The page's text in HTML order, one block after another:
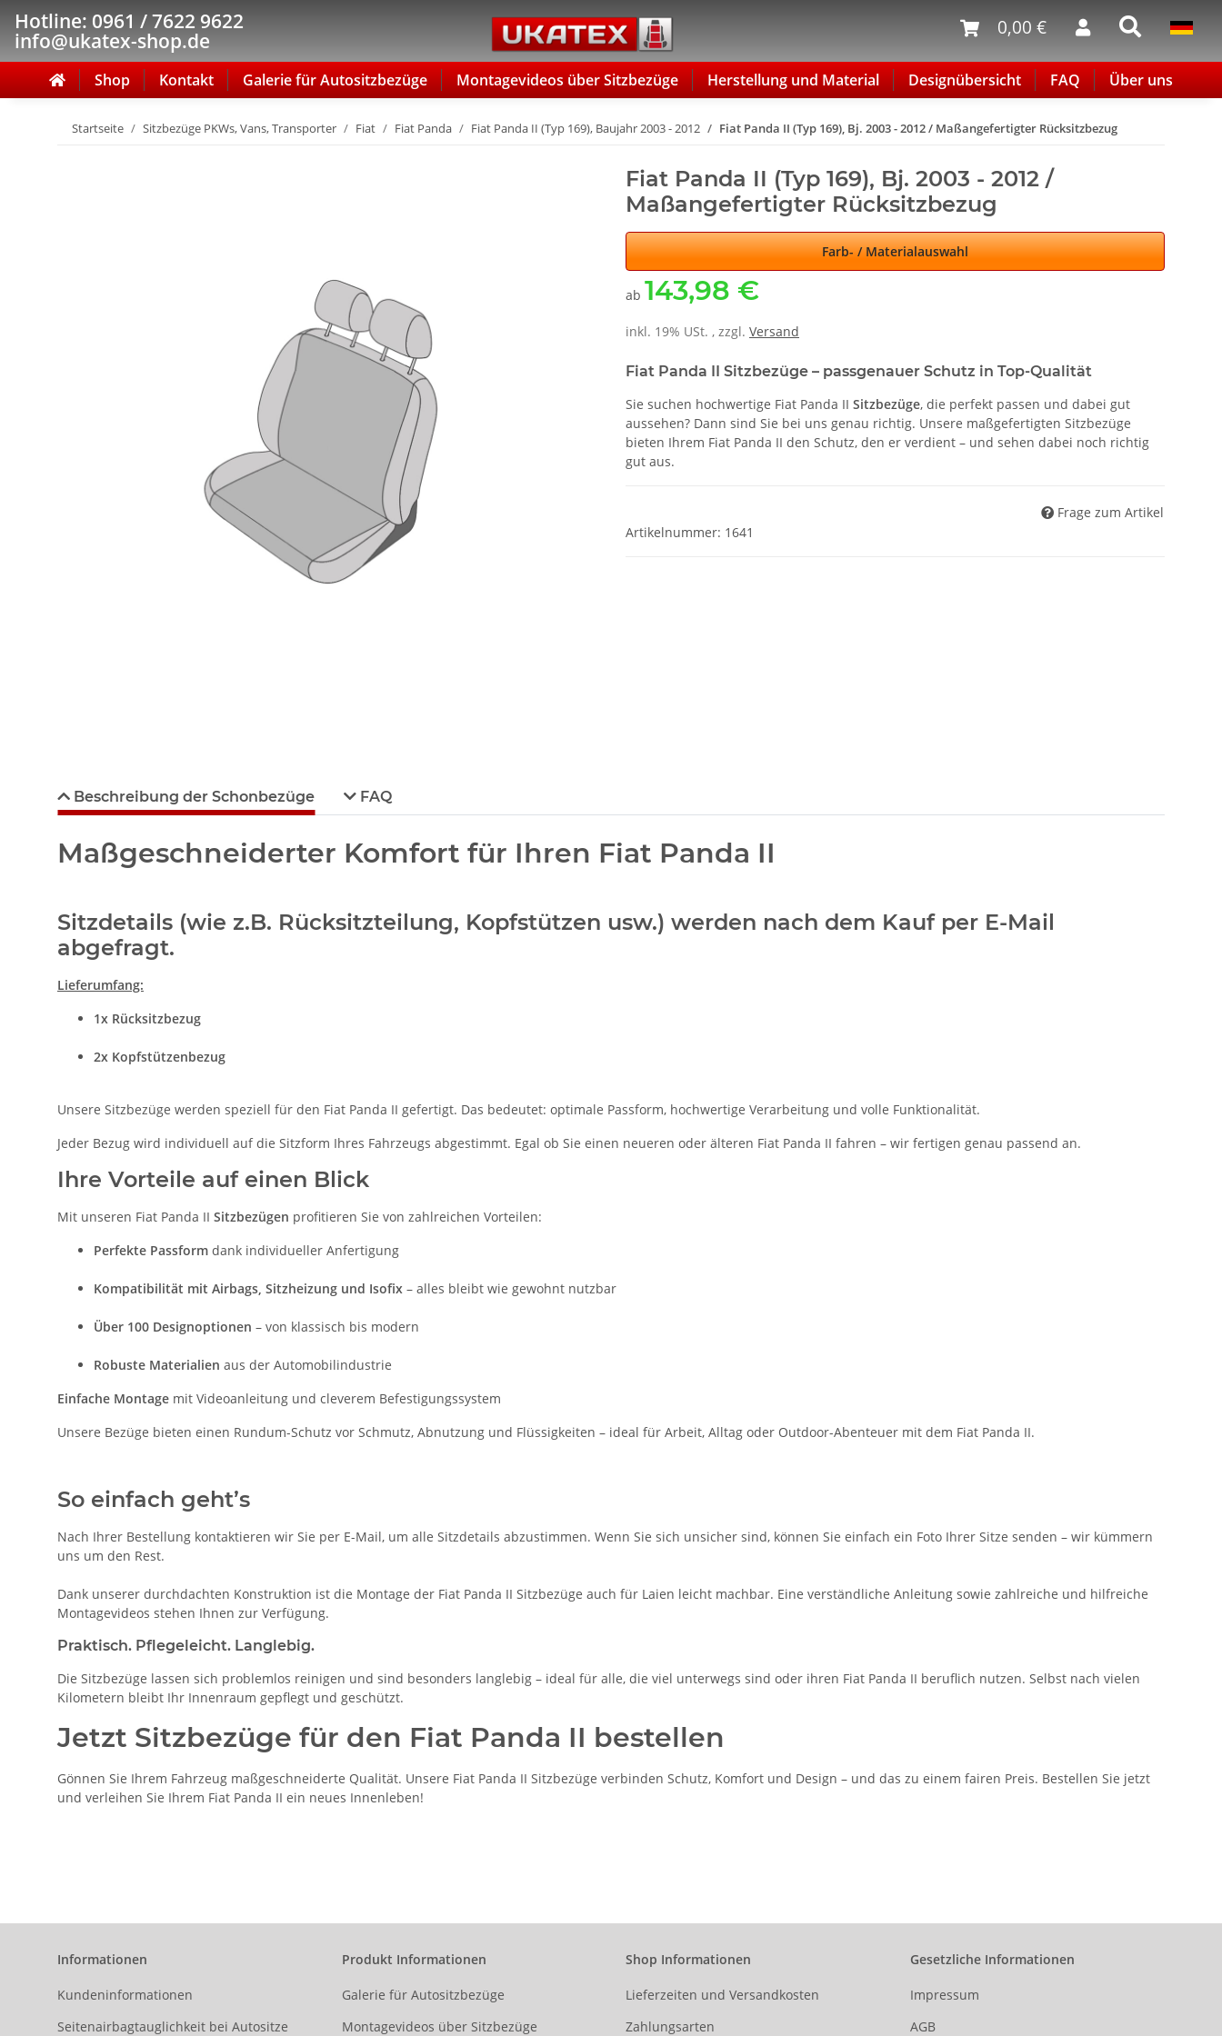
Hotline: 0961 / 7622 9622
info@ukatex-shop.de
0,00 €
Shop Kontakt Galerie für Autositzbezüge Montagevideos über Sitzbezüge Herstellung und Material Designübersicht FAQ Über uns
Startseite Sitzbezüge PKWs, Vans, Transporter Fiat Fiat Panda Fiat Panda II (Typ 169), Baujahr 2003 - 2012 Fiat Panda II (Typ 169), Bj. 2003 - 2012 / Maßangefertigter Rücksitzbezug
Fiat Panda II (Typ 169), Bj. 2003 - 2012 /
Maßangefertigter Rücksitzbezug
Farb- / Materialauswahl
ab 143,98 €
inkl. 19% USt. , zzgl. Versand
Fiat Panda II Sitzbezüge – passgenauer Schutz in Top-Qualität
Sie suchen hochwertige Fiat Panda II Sitzbezüge, die perfekt passen und dabei gut
aussehen? Dann sind Sie bei uns genau richtig. Unsere maßgefertigten Sitzbezüge
bieten Ihrem Fiat Panda II den Schutz, den er verdient – und sehen dabei noch richtig
gut aus.
Frage zum Artikel
Artikelnummer: 1641
Beschreibung der Schonbezüge FAQ
Maßgeschneiderter Komfort für Ihren Fiat Panda II
Sitzdetails (wie z.B. Rücksitzteilung, Kopfstützen usw.) werden nach dem Kauf per E-Mail
abgefragt.
Lieferumfang:
1x Rücksitzbezug
2x Kopfstützenbezug
Unsere Sitzbezüge werden speziell für den Fiat Panda II gefertigt. Das bedeutet: optimale Passform, hochwertige Verarbeitung und volle Funktionalität.
Jeder Bezug wird individuell auf die Sitzform Ihres Fahrzeugs abgestimmt. Egal ob Sie einen neueren oder älteren Fiat Panda II fahren – wir fertigen genau passend an.
Ihre Vorteile auf einen Blick
Mit unseren Fiat Panda II Sitzbezügen profitieren Sie von zahlreichen Vorteilen:
Perfekte Passform dank individueller Anfertigung
Kompatibilität mit Airbags, Sitzheizung und Isofix – alles bleibt wie gewohnt nutzbar
Über 100 Designoptionen – von klassisch bis modern
Robuste Materialien aus der Automobilindustrie
Einfache Montage mit Videoanleitung und cleverem Befestigungssystem
Unsere Bezüge bieten einen Rundum-Schutz vor Schmutz, Abnutzung und Flüssigkeiten – ideal für Arbeit, Alltag oder Outdoor-Abenteuer mit dem Fiat Panda II.
So einfach geht’s
Nach Ihrer Bestellung kontaktieren wir Sie per E-Mail, um alle Sitzdetails abzustimmen. Wenn Sie sich unsicher sind, können Sie einfach ein Foto Ihrer Sitze senden – wir kümmern
uns um den Rest.
Dank unserer durchdachten Konstruktion ist die Montage der Fiat Panda II Sitzbezüge auch für Laien leicht machbar. Eine verständliche Anleitung sowie zahlreiche und hilfreiche
Montagevideos stehen Ihnen zur Verfügung.
Praktisch. Pflegeleicht. Langlebig.
Die Sitzbezüge lassen sich problemlos reinigen und sind besonders langlebig – ideal für alle, die viel unterwegs sind oder ihren Fiat Panda II beruflich nutzen. Selbst nach vielen
Kilometern bleibt Ihr Innenraum gepflegt und geschützt.
Jetzt Sitzbezüge für den Fiat Panda II bestellen
Gönnen Sie Ihrem Fahrzeug maßgeschneiderte Qualität. Unsere Fiat Panda II Sitzbezüge verbinden Schutz, Komfort und Design – und das zu einem fairen Preis. Bestellen Sie jetzt
und verleihen Sie Ihrem Fiat Panda II ein neues Innenleben!
Informationen
Kundeninformationen
Seitenairbagtauglichkeit bei Autositze
Produkt Informationen
Galerie für Autositzbezüge
Montagevideos über Sitzbezüge
Shop Informationen
Lieferzeiten und Versandkosten
Zahlungsarten
Gesetzliche Informationen
Impressum
AGB